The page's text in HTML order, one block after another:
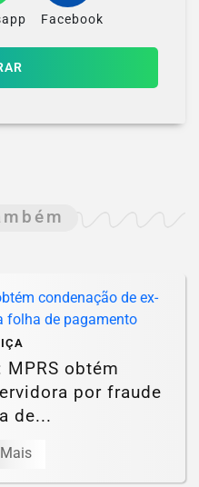
Facebook
MPRS obtém
por fraude
de...